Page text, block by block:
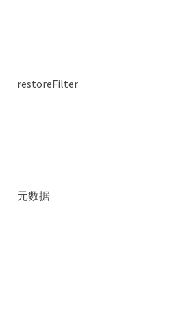
restoreFilter
元数据